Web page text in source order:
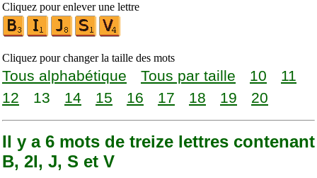
Cliquez pour enlever une lettre
Cliquez pour changer la taille des mots
Tous alphabétique Tous par taille 10
11
12
13 14 15 16 17 18 19 20
Il y a 6 mots de treize lettres contenant
B, 2I, J, S et V